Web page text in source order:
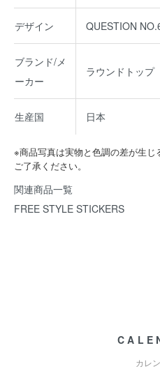
デザイン QUESTION
ブランド/メ
ーカー
ラウンドトップ
生産国 日本
※商品写真は実物と色調の差が生
ご了承ください。
関連商品一覧
FREE STYLE STICKERS
カレ